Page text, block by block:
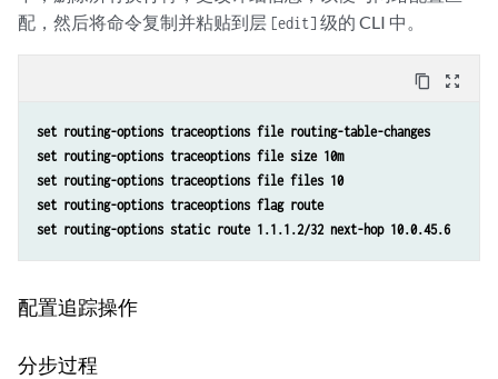
配，然后将命令复制并粘贴到层 [edit] 级的 CLI 中。
content_copy zoom_out_map
set routing-options traceoptions file routing-table-changes
set routing-options traceoptions file size 10m
set routing-options traceoptions file files 10
set routing-options traceoptions flag route
set routing-options static route 1.1.1.2/32 next-hop 10.0.45.6
配置追踪操作
分步过程